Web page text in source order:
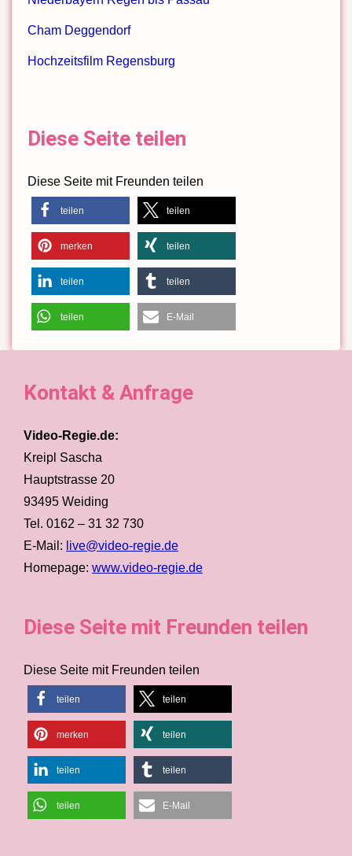
Cham Deggendorf
Hochzeitsfilm Regensburg
Diese Seite teilen
Diese Seite mit Freunden teilen
teilen teilen
merken teilen
teilen teilen
teilen E-Mail
Kontakt & Anfrage
Video-Regie.de:
Kreipl Sascha
Hauptstrasse 20
93495 Weiding
Tel. 0162 – 31 32 730
E-Mail: live@video-regie.de
Homepage: www.video-regie.de
Diese Seite mit Freunden teilen
Diese Seite mit Freunden teilen
teilen teilen
merken teilen
teilen teilen
teilen E-Mail